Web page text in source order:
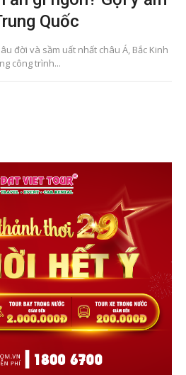
Quốc
đời và sầm uất nhất châu Á, Bắc Kinh
công trình...